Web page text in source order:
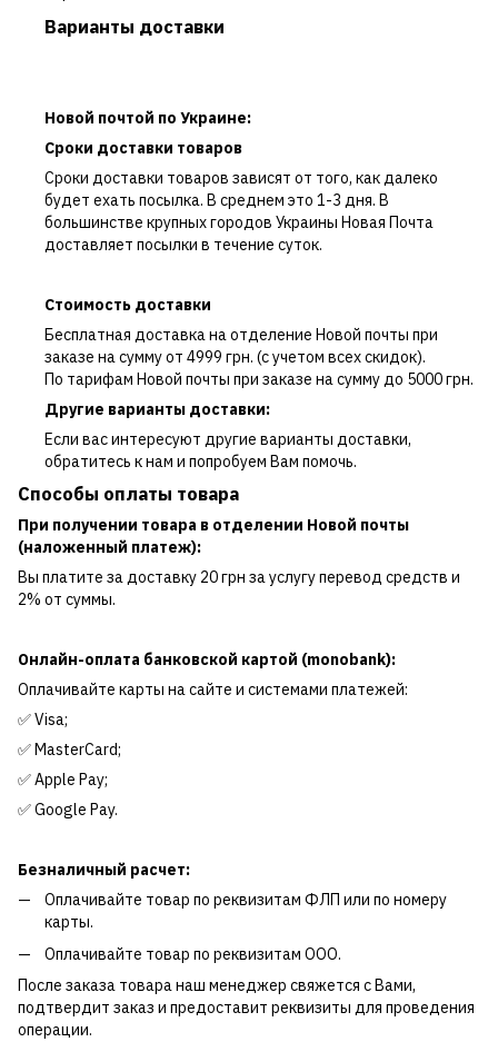
Варианты доставки
Новой почтой по Украине:
Сроки доставки товаров
Сроки доставки товаров зависят от того, как далеко
будет ехать посылка. В среднем это 1-3 дня. В
большинстве крупных городов Украины Новая Почта
доставляет посылки в течение суток.
Стоимость доставки
Бесплатная доставка на отделение Новой почты при
заказе на сумму от 4999 грн. (с учетом всех скидок).
По тарифам Новой почты при заказе на сумму до 5000 грн.
Другие варианты доставки:
Если вас интересуют другие варианты доставки,
обратитесь к нам и попробуем Вам помочь.
Способы оплаты товара
При получении товара в отделении Новой почты
(наложенный платеж):
Вы платите за доставку 20 грн за услугу перевод средств и
2% от суммы.
Онлайн-оплата банковской картой (monobank):
Оплачивайте карты на сайте и системами платежей:
✅ Visa;
✅ MasterCard;
✅ Apple Pay;
✅ Google Pay.
Безналичный расчет:
Оплачивайте товар по реквизитам ФЛП или по номеру
карты.
Оплачивайте товар по реквизитам ООО.
После заказа товара наш менеджер свяжется с Вами,
подтвердит заказ и предоставит реквизиты для проведения
операции.